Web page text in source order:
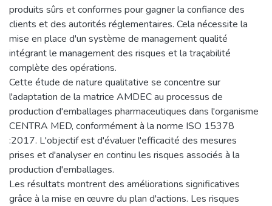
produits sûrs et conformes pour gagner la confiance des
clients et des autorités réglementaires. Cela nécessite la
mise en place d'un système de management qualité
intégrant le management des risques et la traçabilité
complète des opérations.
Cette étude de nature qualitative se concentre sur
l'adaptation de la matrice AMDEC au processus de
production d'emballages pharmaceutiques dans l'organisme
CENTRA MED, conformément à la norme ISO 15378
:2017. L'objectif est d'évaluer l'efficacité des mesures
prises et d'analyser en continu les risques associés à la
production d'emballages.
Les résultats montrent des améliorations significatives
grâce à la mise en œuvre du plan d'actions. Les risques